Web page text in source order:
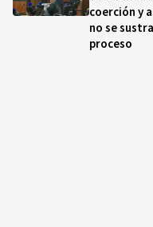
coerción y
no se
proceso